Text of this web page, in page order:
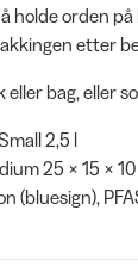
holde orden
etter
eller bag, eller
2,5 l
25 × 15 ×
(bluesign),